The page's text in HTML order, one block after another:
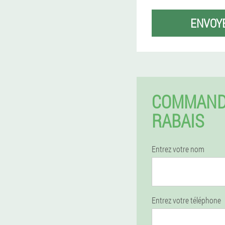
RABAIS
Entrez votre nom
Entrez votre téléphone